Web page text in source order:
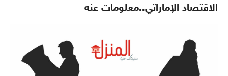
الاقتصاد الإماراتي..معلومات عنه